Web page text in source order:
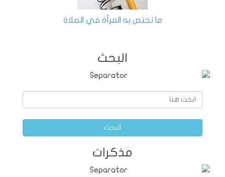
ما تختص به المرأة في الصلاة
البحث
البحث
مذكرات